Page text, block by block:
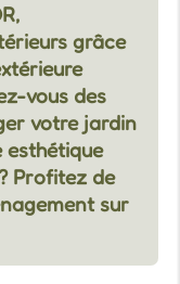
grâce
vous des
votre jardin
esthétique
Profitez de
sur